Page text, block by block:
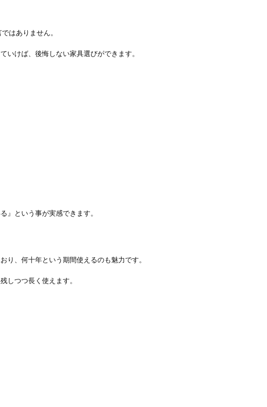
はありません。
いけば、後悔しない家具選びができます。
』という事が実感できます。
り、何十年という期間使えるのも魅力です。
しつつ長く使えます。